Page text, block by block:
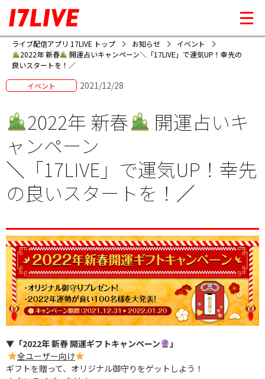
ライブ配信アプリ 17LIVE トップ お知らせ
イベント
2022年 新春
開運占いキャンペーン＼「17LIVE」で運気UP！幸先の
良いスタートを！／
イベント 2021/12/28
2022年 新春
開運占いキ
ャンペーン
＼「17LIVE」で運気UP！幸先
の良いスタートを！／
▼「2022年 新春 開運ギフトキャンペーン
」
全ユーザー向け
ギフトを贈って、オリジナル御守りをゲットしよう！